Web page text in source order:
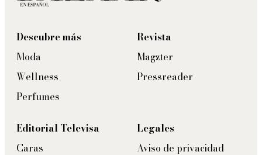
Descubre más
Moda
Wellness
Perfumes
Revista
Magzter
Pressreader
Editorial Televisa
Caras
Legales
Aviso de privacidad